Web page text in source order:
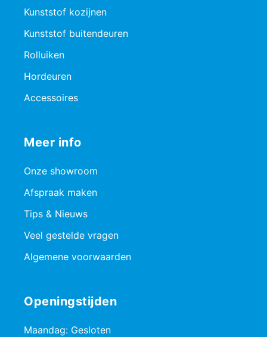
Kunststof kozijnen
Kunststof buitendeuren
Rolluiken
Hordeuren
Accessoires
Meer info
Onze showroom
Afspraak maken
Tips & Nieuws
Veel gestelde vragen
Algemene voorwaarden
Openingstijden
Maandag: Gesloten